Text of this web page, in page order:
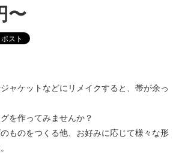
〜
ャケットなどにリメイクすると、帯が余っ
を作ってみませんか？
ものをつくる他、お好みに応じて様々な形